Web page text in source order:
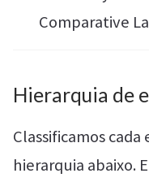
Comparative
Hierarquia de
Classificamos
hierarquia abaixo.